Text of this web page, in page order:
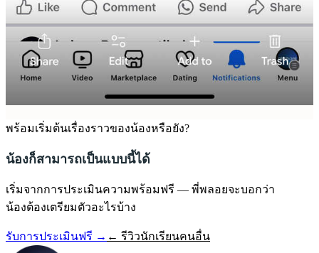
พร้อมเริ่มต้นเรื่องราวของน้องหรือยัง?
น้องก็สามารถเป็นแบบนี้ได้
เริ่มจากการประเมินความพร้อมฟรี — พี่พลอยจะบอกว่า
น้องต้องเตรียมตัวอะไรบ้าง
รับการประเมินฟรี → ← รีวิวนักเรียนคนอื่น